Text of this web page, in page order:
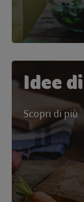
Idee
Scopri di più